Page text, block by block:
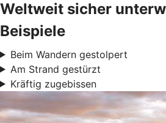
Weltweit sicher
Beispiele
Beim Wandern gestolpert
Am Strand gestürzt
Kräftig zugebissen